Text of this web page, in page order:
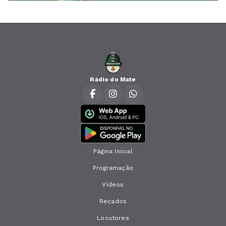
Rádio do Mate
Página Inicial
Programação
Vídeos
Recados
Locutores